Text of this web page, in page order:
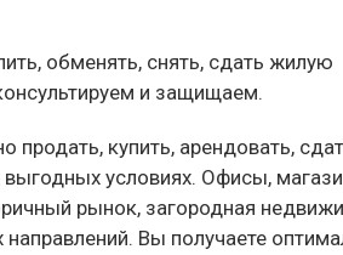
обменять, снять, сдать жилую
и защищаем.
купить, арендовать,
условиях. Офисы,
рынок, загородная
Вы получаете